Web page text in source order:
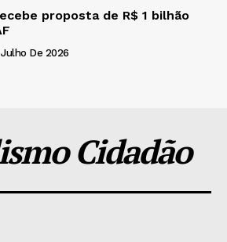
proposta de R$ 1 bilhão
Julho De 2026
Cidadão